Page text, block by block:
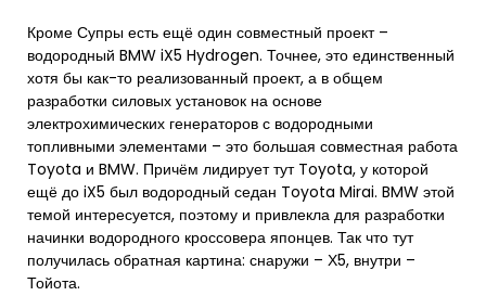
Кроме Супры есть ещё один совместный проект –
водородный BMW iX5 Hydrogen. Точнее, это единственный
хотя бы как-то реализованный проект, а в общем
разработки силовых установок на основе
электрохимических генераторов с водородными
топливными элементами – это большая совместная работа
Toyota и BMW. Причём лидирует тут Toyota, у которой
ещё до iX5 был водородный седан Toyota Mirai. BMW этой
темой интересуется, поэтому и привлекла для разработки
начинки водородного кроссовера японцев. Так что тут
получилась обратная картина: снаружи – Х5, внутри –
Тойота.